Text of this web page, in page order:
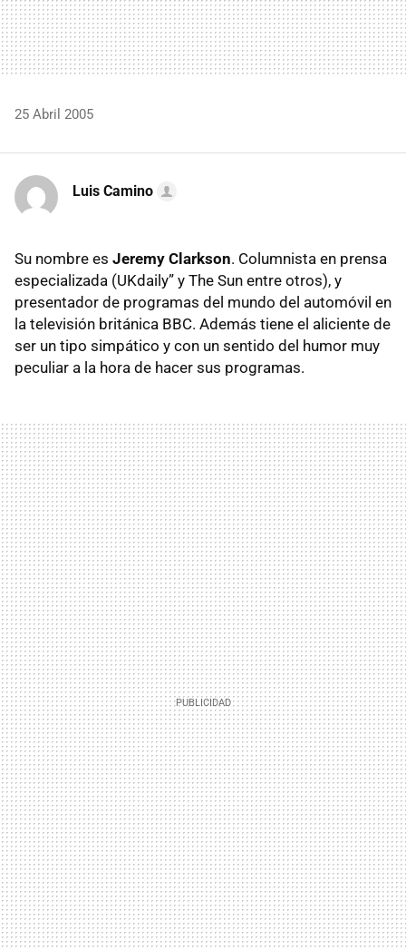
25 Abril 2005
Luis Camino
Su nombre es Jeremy Clarkson. Columnista en prensa
especializada (UKdaily” y The Sun entre otros), y
presentador de programas del mundo del automóvil en
la televisión británica BBC. Además tiene el aliciente de
ser un tipo simpático y con un sentido del humor muy
peculiar a la hora de hacer sus programas.